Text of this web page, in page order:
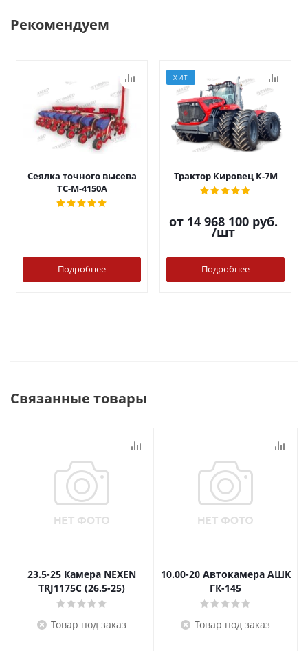
Рекомендуем
Сеялка точного высева
ТС-М-4150А
Подробнее
ХИТ
Трактор Кировец К-7М
от 14 968 100 руб.
/шт
Подробнее
Связанные товары
23.5-25 Камера NEXEN
TRJ1175C (26.5-25)
Товар под заказ
10.00-20 Автокамера АШК
ГК-145
Товар под заказ